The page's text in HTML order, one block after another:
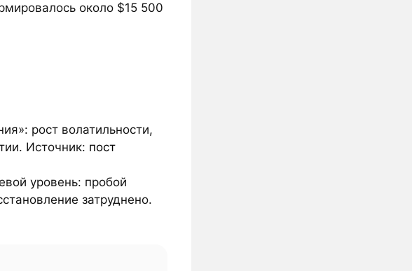
около $15 500
рост волатильности,
Источник: пост
уровень: пробой
затруднено.